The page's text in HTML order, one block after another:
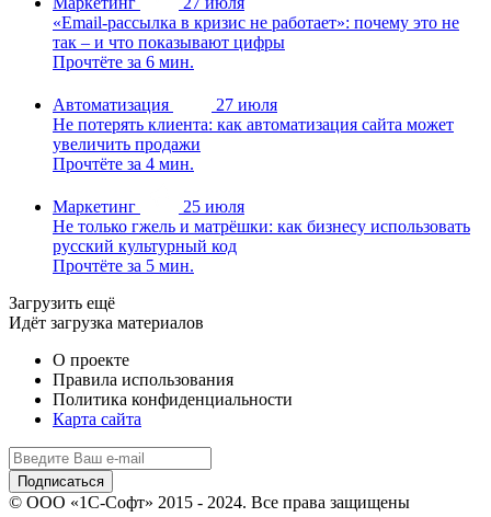
«Email-рассылка в кризис не работает»: почему это не
так – и что показывают цифры
Прочтёте за 6 мин.
Автоматизация
27 июля
Не потерять клиента: как автоматизация сайта может
увеличить продажи
Прочтёте за 4 мин.
Маркетинг
25 июля
Не только гжель и матрёшки: как бизнесу использовать
русский культурный код
Прочтёте за 5 мин.
Загрузить ещё
Идёт загрузка материалов
О проекте
Правила использования
Политика конфиденциальности
Карта сайта
© ООО «1С-Софт» 2015 - 2024. Все права защищены